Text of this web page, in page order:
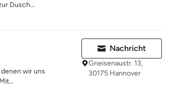
Dusch...
wir uns
Nachricht
Gneisenaustr. 13,
30175 Hannover